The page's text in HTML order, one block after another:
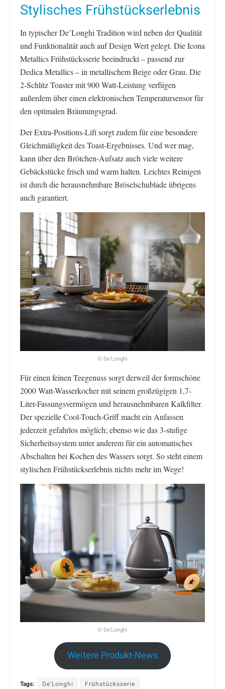
Stylisches Frühstückserlebnis
In typischer De’Longhi Tradition wird neben der Qualität
und Funktionalität auch auf Design Wert gelegt. Die Icona
Metallics Frühstücksserie beeindruckt – passend zur
Dedica Metallics – in metallischem Beige oder Grau. Die
2-Schlitz Toaster mit 900 Watt-Leistung verfügen
außerdem über einen elektronischen Temperatursensor für
den optimalen Bräunungsgrad.
Der Extra-Positions-Lift sorgt zudem für eine besondere
Gleichmäßigkeit des Toast-Ergebnisses. Und wer mag,
kann über den Brötchen-Aufsatz auch viele weitere
Gebäckstücke frisch und warm halten. Leichtes Reinigen
ist durch die herausnehmbare Bröselschublade übrigens
auch garantiert.
© De’Longhi
Für einen feinen Teegenuss sorgt derweil der formschöne
2000 Watt-Wasserkocher mit seinem großzügigen 1,7-
Liter-Fassungsvermögen und herausnehmbaren Kalkfilter.
Der spezielle Cool-Touch-Griff macht ein Anfassen
jederzeit gefahrlos möglich; ebenso wie das 3-stufige
Sicherheitssystem unter anderem für ein automatisches
Abschalten bei Kochen des Wassers sorgt. So steht einem
stylischen Frühstückserlebnis nichts mehr im Wege!
© De’Longhi
Weitere Produkt-News
Tags: De'Longhi Frühstücksserie